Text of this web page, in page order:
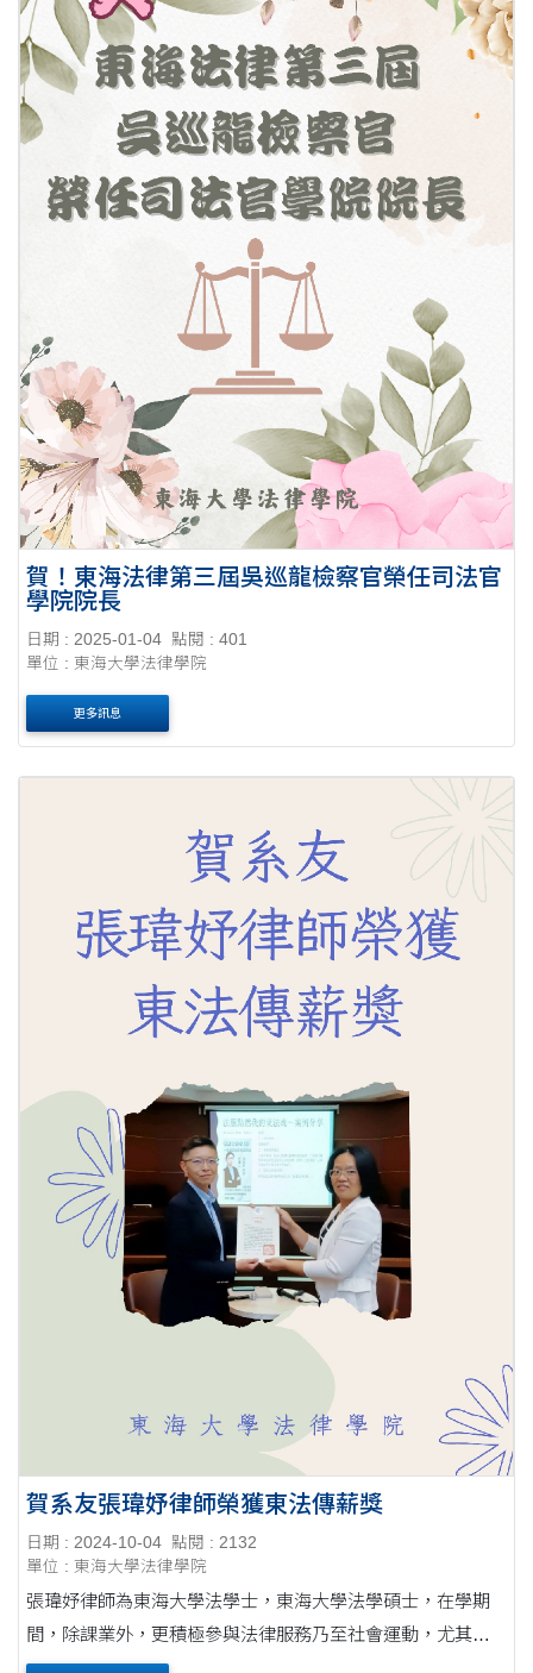
賀！東海法律第三屆吳巡龍檢察官榮任司法官
學院院長
日期 : 2025-01-04 點閱 : 401
單位 : 東海大學法律學院
更多訊息
賀系友張瑋妤律師榮獲東法傳薪獎
日期 : 2024-10-04 點閱 : 2132
單位 : 東海大學法律學院
張瑋妤律師為東海大學法學士，東海大學法學碩士，在學期
間，除課業外，更積極參與法律服務乃至社會運動，尤其在
婦女暨兒童保護、性別平等以及霸凌防治等議題注力頗深，